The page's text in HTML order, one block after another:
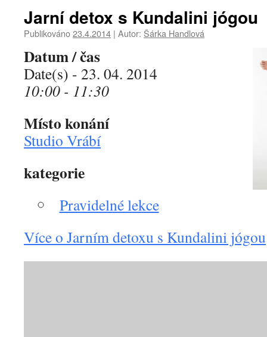
Jarní detox s Kundalini jógou
Publikováno23.4.2014 | Autor: Šárka Handlová
Datum / čas
Date(s) - 23. 04. 2014
10:00 - 11:30
Místo konání
Studio Vrábí
kategorie
Pravidelné lekce
Více o Jarním detoxu s Kundalini jógou